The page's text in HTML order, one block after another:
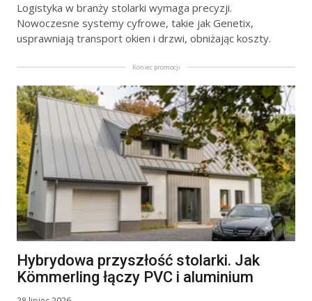
Logistyka w branży stolarki wymaga precyzji.
Nowoczesne systemy cyfrowe, takie jak Genetix,
usprawniają transport okien i drzwi, obniżając koszty.
Koniec promocji
Hybrydowa przyszłość stolarki. Jak
Kömmerling łączy PVC i aluminium